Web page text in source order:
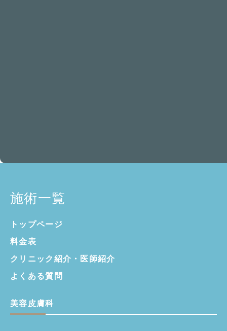
施術一覧
トップページ
料金表
クリニック紹介・ 医師紹介
よくある質問
美容皮膚科